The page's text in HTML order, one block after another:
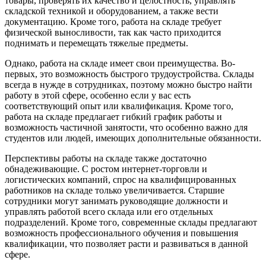
складской техникой и оборудованием, а также вести
документацию. Кроме того, работа на складе требует
физической выносливости, так как часто приходится
поднимать и перемещать тяжелые предметы.
Однако, работа на складе имеет свои преимущества. Во-
первых, это возможность быстрого трудоустройства. Склады
всегда в нужде в сотрудниках, поэтому можно быстро найти
работу в этой сфере, особенно если у вас есть
соответствующий опыт или квалификация. Кроме того,
работа на складе предлагает гибкий график работы и
возможность частичной занятости, что особенно важно для
студентов или людей, имеющих дополнительные обязанности.
Перспективы работы на складе также достаточно
обнадеживающие. С ростом интернет-торговли и
логистических компаний, спрос на квалифицированных
работников на складе только увеличивается. Старшие
сотрудники могут занимать руководящие должности и
управлять работой всего склада или его отдельных
подразделений. Кроме того, современные склады предлагают
возможность профессионального обучения и повышения
квалификации, что позволяет расти и развиваться в данной
сфере.